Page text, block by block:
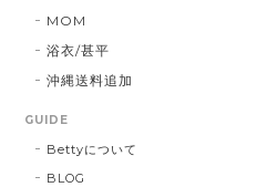
MOM
浴衣/甚平
沖縄送料追加
GUIDE
Bettyについて
BLOG